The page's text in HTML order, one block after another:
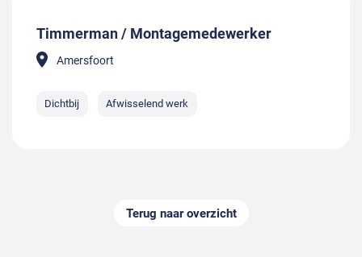
Timmerman / Montagemedewerker
Amersfoort
Dichtbij Afwisselend werk
Terug naar overzicht